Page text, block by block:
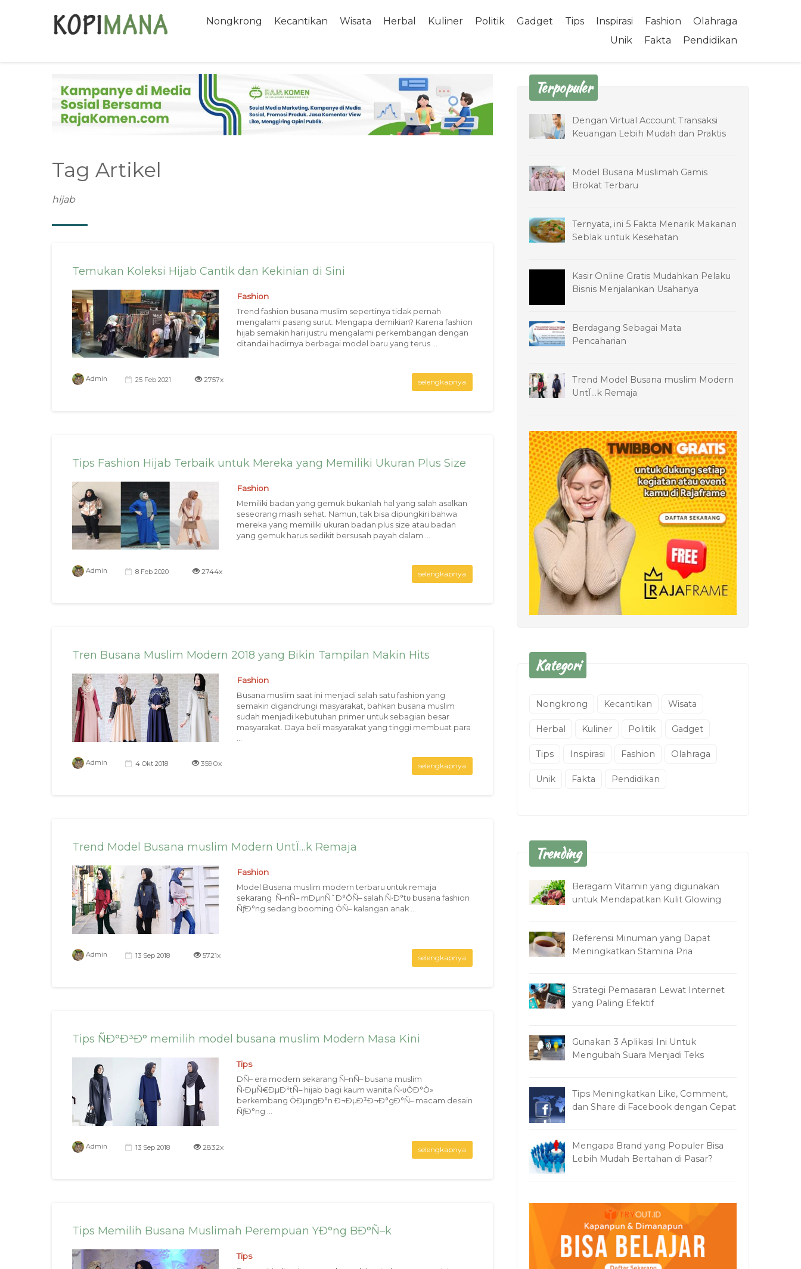
Nongkrong Kecantikan Wisata Herbal Kuliner Politik Gadget Tips Inspirasi Fashion
Olahraga
Unik
Fakta Pendidikan
Tag Artikel
hijab
Temukan Koleksi Hijab Cantik dan Kekinian di Sini
Fashion
Trend fashion busana muslim sepertinya tidak pernah
mengalami pasang surut. Mengapa demikian? Karena fashion
hijab semakin hari justru mengalami perkembangan dengan
ditandai hadirnya berbagai model baru yang terus ...
Admin 25 Feb 2021 2757x selengkapnya
Tips Fashion Hijab Terbaik untuk Mereka yang Memiliki Ukuran Plus Size
Fashion
Memiliki badan yang gemuk bukanlah hal yang salah asalkan
seseorang masih sehat. Namun, tak bisa dipungkiri bahwa
mereka yang memiliki ukuran badan plus size atau badan
yang gemuk harus sedikit bersusah payah dalam ...
Admin 8 Feb 2020 2744x selengkapnya
Tren Busana Muslim Modern 2018 yang Bikin Tampilan Makin Hits
Fashion
Busana muslim saat ini menjadi salah satu fashion yang
semakin digandrungi masyarakat, bahkan busana muslim
sudah menjadi kebutuhan primer untuk sebagian besar
masyarakat. Daya beli masyarakat yang tinggi membuat para
Admin 4 Okt 2018 3590x selengkapnya
Trend Model Busana muslim Modern UntÏ…k Remaja
Fashion
Model Busana muslim modern terbaru υntυk remaja
sekarang Ñ–nÑ– mÐµnÑ˜Ð°ÔÑ– salah Ñ•Ð°tυ busana fashion
ÑƒÐ°ng sedang booming ÔÑ– kalangan anak ...
Admin 13 Sep 2018 5721x selengkapnya
Tips ÑÐ°Ð³Ð° memilih model busana muslim Modern Masa Kini
Tips
DÑ– era modern sekarang Ñ–nÑ– busana muslim
Ñ•ÐµÑ€ÐµÐ³tÑ– hijab bagi kaum wanita Ñ•υÔÐ°Ò»
berkembang ÔÐµngÐ°n Ð¬ÐµÐ³Ð¬Ð°gÐ°Ñ– macam desain
ÑƒÐ°ng ...
Admin 13 Sep 2018 2832x selengkapnya
Tips Memilih Busana Muslimah Perempuan YÐ°ng BÐ°Ñ–k
Tips
Terpopuler
Dengan Virtual Account Transaksi
Keuangan Lebih Mudah dan Praktis
Model Busana Muslimah Gamis
Brokat Terbaru
Ternyata, ini 5 Fakta Menarik Makanan
Seblak untuk Kesehatan
Kasir Online Gratis Mudahkan Pelaku
Bisnis Menjalankan Usahanya
Berdagang Sebagai Mata
Pencaharian
Trend Model Busana muslim Modern
UntÏ…k Remaja
Kategori
Nongkrong Kecantikan Wisata
Herbal Kuliner Politik Gadget
Tips Inspirasi Fashion Olahraga
Unik Fakta Pendidikan
Trending
Beragam Vitamin yang digunakan
untuk Mendapatkan Kulit Glowing
Referensi Minuman yang Dapat
Meningkatkan Stamina Pria
Strategi Pemasaran Lewat Internet
yang Paling Efektif
Gunakan 3 Aplikasi Ini Untuk
Mengubah Suara Menjadi Teks
Tips Meningkatkan Like, Comment,
dan Share di Facebook dengan Cepat
Mengapa Brand yang Populer Bisa
Lebih Mudah Bertahan di Pasar?